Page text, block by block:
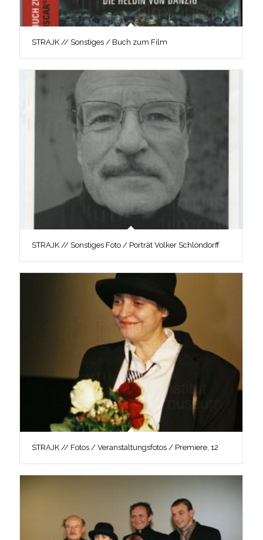
STRAJK // Sonstiges / Buch zum Film
STRAJK // Sonstiges Foto / Porträt Volker Schlöndorff
STRAJK // Fotos / Veranstaltungsfotos / Premiere, 12